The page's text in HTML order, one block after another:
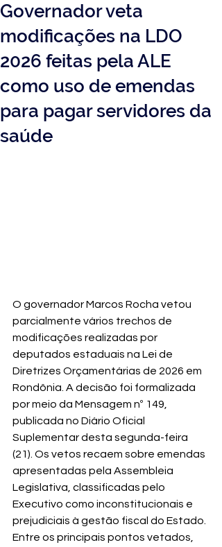
Governador veta
modificações na LDO
2026 feitas pela ALE
como uso de emendas
para pagar servidores da
saúde
O governador Marcos Rocha vetou
parcialmente vários trechos de
modificações realizadas por
deputados estaduais na Lei de
Diretrizes Orçamentárias de 2026 em
Rondônia. A decisão foi formalizada
por meio da Mensagem nº 149,
publicada no Diário Oficial
Suplementar desta segunda-feira
(21). Os vetos recaem sobre emendas
apresentadas pela Assembleia
Legislativa, classificadas pelo
Executivo como inconstitucionais e
prejudiciais à gestão fiscal do Estado.
Entre os principais pontos vetados,